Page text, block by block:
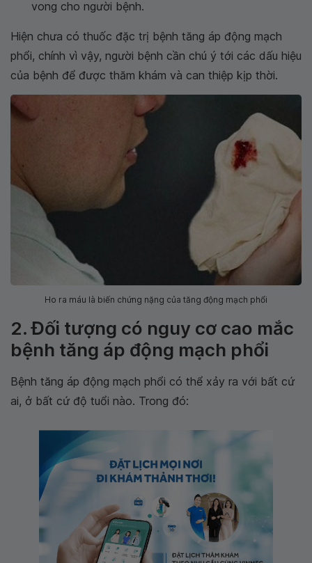
vong cho người bệnh.
Hiện chưa có thuốc đặc trị bệnh tăng áp động mạch
phổi, chính vì vậy, người bệnh cần chú ý tới các dấu hiệu
của bệnh để được thăm khám và can thiệp kịp thời.
Ho ra máu là biến chứng nặng của tăng động mạch phổi
2. Đối tượng có nguy cơ cao mắc
bệnh tăng áp động mạch phổi
Bệnh tăng áp động mạch phổi có thể xảy ra với bất cứ
ai, ở bất cứ độ tuổi nào. Trong đó: